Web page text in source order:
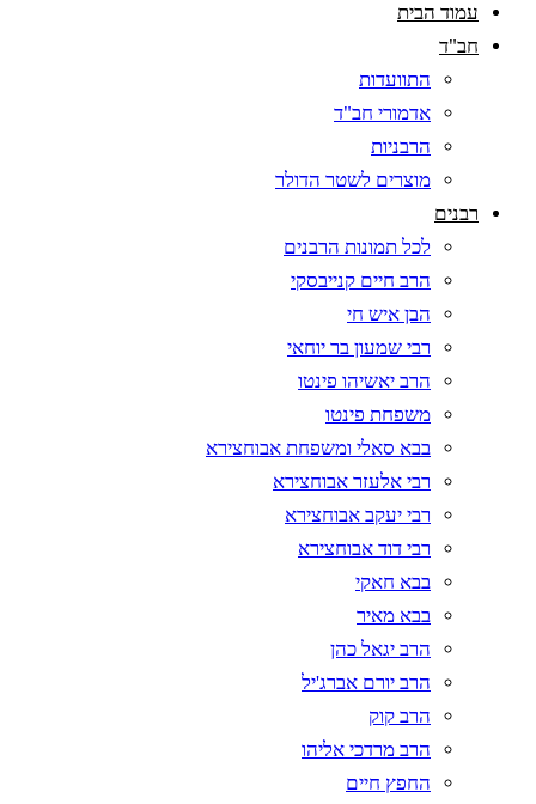
עמוד הבית
חב"ד
התוועדות
אדמורי חב"ד
הרבניות
מוצרים לשטר הדולר
רבנים
לכל תמונות הרבנים
הרב חיים קנייבסקי
הבן איש חי
רבי שמעון בר יוחאי
הרב יאשיהו פינטו
משפחת פינטו
בבא סאלי ומשפחת אבוחצירא
רבי אלעזר אבוחצירא
רבי יעקב אבוחצירא
רבי דוד אבוחצירא
בבא חאקי
בבא מאיר
הרב יגאל כהן
הרב יורם אברג'יל
הרב קוק
הרב מרדכי אליהו
החפץ חיים